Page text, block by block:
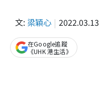
文: 梁穎心 2022.03.13
在Google追蹤
《UHK 港生活》